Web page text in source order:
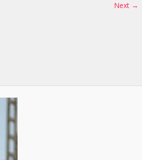
Next →